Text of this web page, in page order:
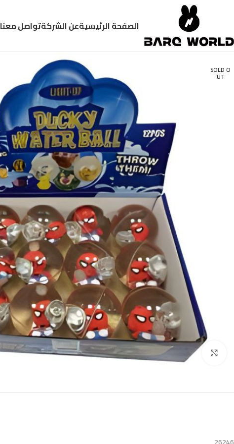
الصفحة الرئيسيةعن الشركةتواصل معنا
SOLD O
UT
Click to enlarge